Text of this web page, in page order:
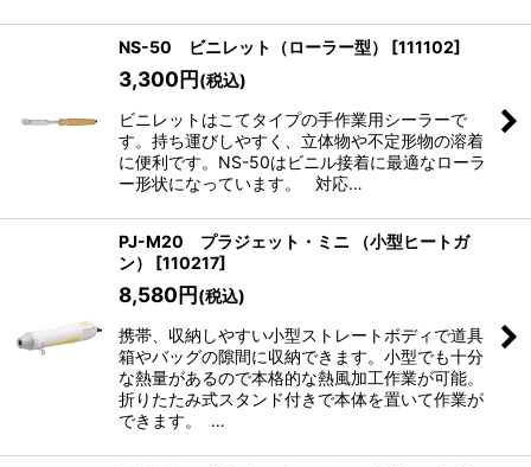
NS-50 ビニレット（ローラー型） [111102]
3,300円(税込)
ビニレットはこてタイプの手作業用シーラーで
す。持ち運びしやすく、立体物や不定形物の溶着
に便利です。NS-50はビニル接着に最適なローラ
ー形状になっています。 対応…
PJ-M20 プラジェット・ミニ （小型ヒートガ
ン）
[110217]
8,580円(税込)
携帯、収納しやすい小型ストレートボディで道具
箱やバッグの隙間に収納できます。小型でも十分
な熱量があるので本格的な熱風加工作業が可能。
折りたたみ式スタンド付きで本体を置いて作業が
できます。 …